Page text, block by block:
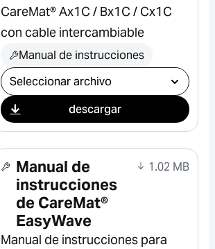
CareMat® Ax1C / Bx1C / Cx1C
con cable intercambiable
Manual de instrucciones
Seleccionar descarga
descargar
Manual de
instrucciones
de CareMat®
EasyWave
1.02 MB
Manual de instrucciones para